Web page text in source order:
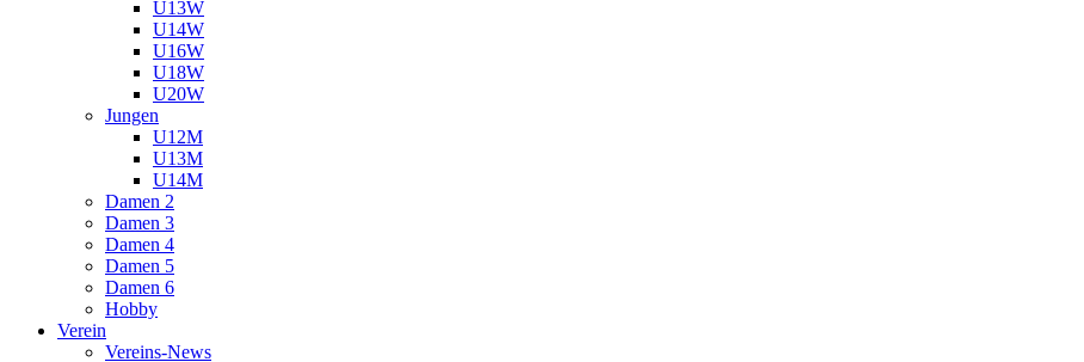
U13W
U14W
U16W
U18W
U20W
Jungen
U12M
U13M
U14M
Damen 2
Damen 3
Damen 4
Damen 5
Damen 6
Hobby
Verein
Vereins-News